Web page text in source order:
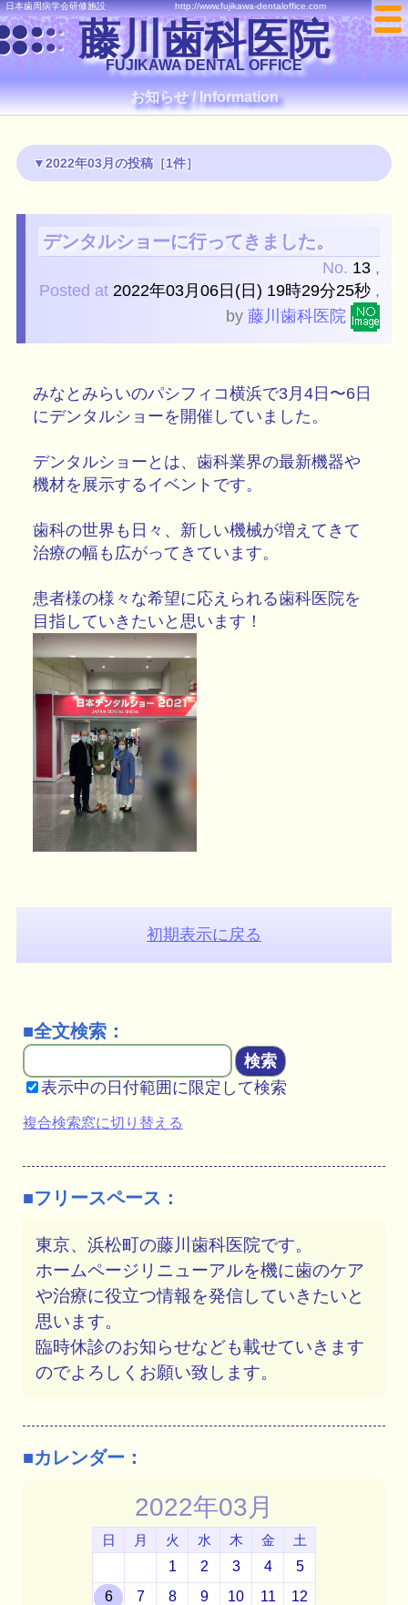
日本歯周病学会研修施設 http://www.fujikawa-dentaloffice.com
藤川歯科医院
FUJIKAWA DENTAL OFFICE
お知らせ / Information
2022年03月の投稿［1件］
デンタルショーに行ってきました。
No. 13,
Posted at 2022年03月06日(日) 19時29分25秒,
by 藤川歯科医院
みなとみらいのパシフィコ横浜で3月4日〜6日
にデンタルショーを開催していました。
デンタルショーとは、歯科業界の最新機器や
機材を展示するイベントです。
歯科の世界も日々、新しい機械が増えてきて
治療の幅も広がってきています。
患者様の様々な希望に応えられる歯科医院を
目指していきたいと思います！
初期表示に戻る
■全文検索：
表示中の日付範囲に限定して検索
複合検索窓に切り替える
■フリースペース：
東京、浜松町の藤川歯科医院です。
ホームページリニューアルを機に歯のケア
や治療に役立つ情報を発信していきたいと
思います。
臨時休診のお知らせなども載せていきます
のでよろしくお願い致します。
■カレンダー：
2022年03月
日 月 火 水 木 金
土
1
2 3 4
5
6
7 8 9 10 11
12